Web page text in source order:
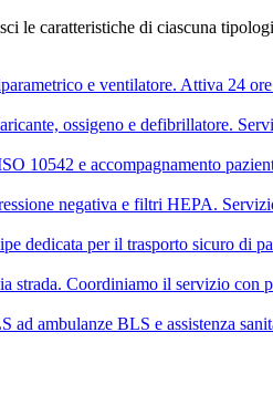
le caratteristiche di ciascuna
e ventilatore. Attiva 24
ossigeno e defibrillatore.
10542 e accompagnamento
negativa e filtri HEPA.
dedicata per il trasporto sicuro di
strada. Coordiniamo il servizio con
ambulanze BLS e assistenza